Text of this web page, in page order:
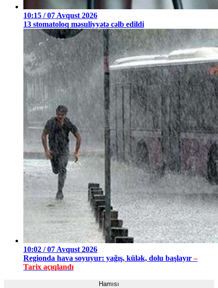
10:15 / 07 Avqust 2026
13 stomatoloq məsuliyyətə cəlb edildi
10:02 / 07 Avqust 2026
Regionda hava soyuyur: yağış, külək, dolu başlayır–
Tarix açıqlandı
Hamısı